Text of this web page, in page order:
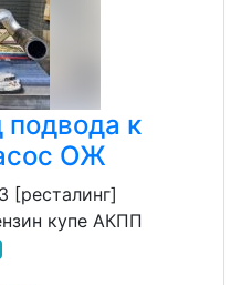
подвода к
ОЖ
[ресталинг]
купе АКПП